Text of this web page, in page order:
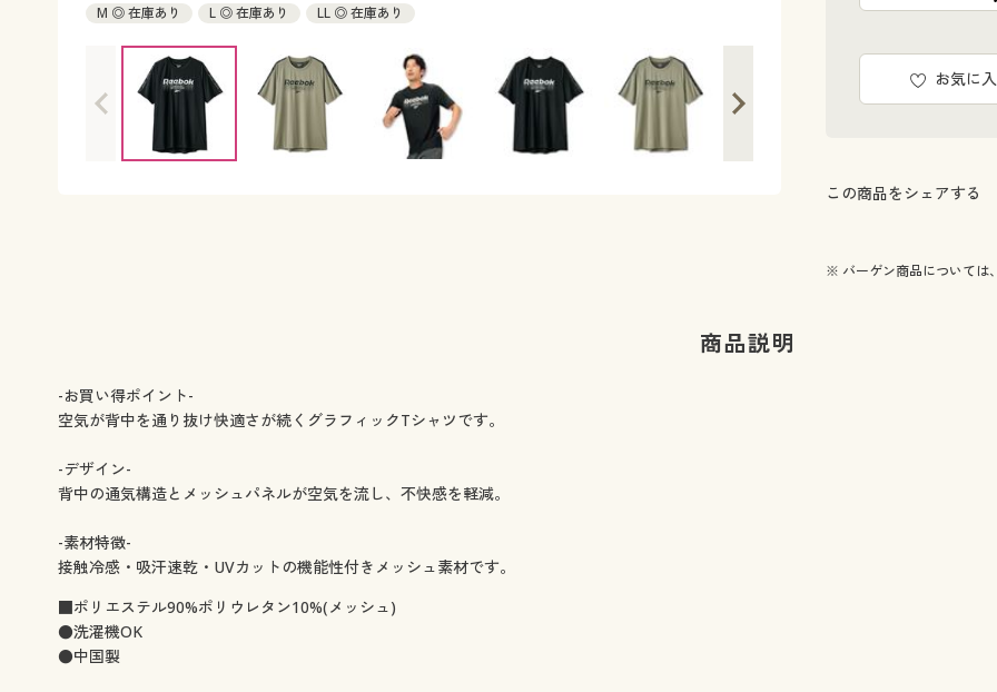
M ◎ 在庫あり L ◎ 在庫あり LL ◎ 在庫あり
お気に
この商品をシェアする
※ バーゲン商品については
商品説明
-お買い得ポイント-
空気が背中を通り抜け快適さが続くグラフィックTシャツです。
-デザイン-
背中の通気構造とメッシュパネルが空気を流し、不快感を軽減。
-素材特徴-
接触冷感・吸汗速乾・UVカットの機能性付きメッシュ素材です。
■ポリエステル90%ポリウレタン10%(メッシュ)
●洗濯機OK
●中国製